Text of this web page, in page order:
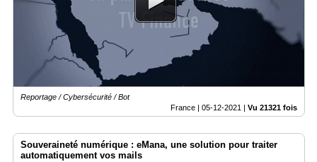
Reportage / Cybersécurité / Bot
France | 05-12-2021 Vu 21321 fois
Souveraineté numérique : eMana, une solution pour traiter
automatiquement vos mails